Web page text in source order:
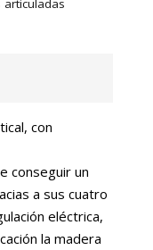
articuladas
con
conseguir un
a sus cuatro
eléctrica,
la madera